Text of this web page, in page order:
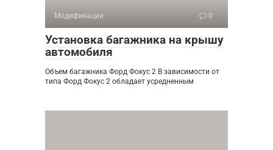
Модификации 0
Установка багажника на крышу
автомобиля
Объем багажника Форд Фокус 2 В зависимости от
типа Форд Фокус 2 обладает усредненным